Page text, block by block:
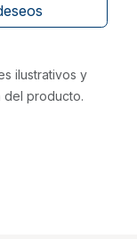
ilustrativos y
del producto.